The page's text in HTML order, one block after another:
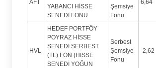
AFT
YABANCI HİSSE
SENEDİ FONU
Şemsiye
Fonu
6,64
HVL
HEDEF PORTFÖY
POYRAZ HİSSE
SENEDİ SERBEST
(TL) FON (HİSSE
SENEDİ YOĞUN
Serbest
Şemsiye
Fonu
-2,62